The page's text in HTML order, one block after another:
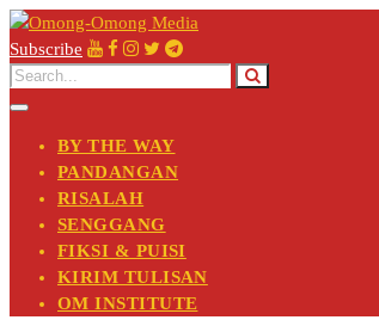
Subscribe
BY THE WAY
PANDANGAN
RISALAH
SENGGANG
FIKSI & PUISI
KIRIM TULISAN
OM INSTITUTE